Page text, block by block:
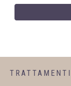
TRATTAMENTI